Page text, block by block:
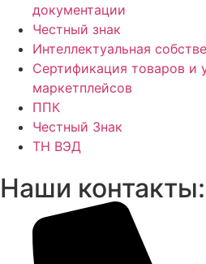
документации
Честный знак
Интеллектуальная
Сертификация товаров и
маркетплейсов
ППК
Честный Знак
ТН ВЭД
Наши контакты: